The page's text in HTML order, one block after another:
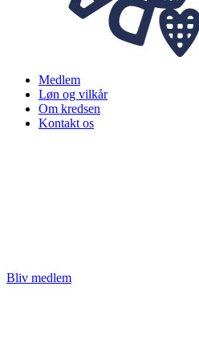
Medlem
Løn og vilkår
Om kredsen
Kontakt os
Bliv medlem